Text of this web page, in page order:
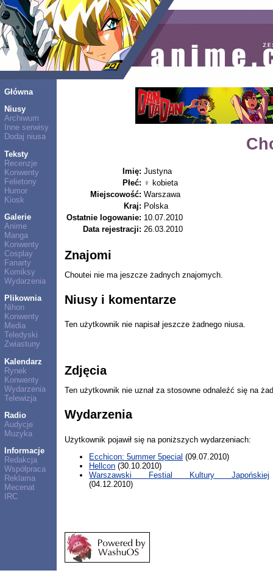
Główna
Niusy
Archiwum
Inne serwisy
Dodaj niusa
Teksty
Recenzje
Konwenty
Felietony
Humor
Kiosk
Galerie
Anime
Manga
Konwenty
Cosplay
Fanarty
Komiksy
Wydarzenia
Plikownia
Nihon
Konwenty
Media
Teledyski
Zwiastuny
Kalendarz
Rynek
Konwenty
Wydarzenia
Telewizja
Radio
Audycje
Muzyka
Informacje
Redakcja
Współpraca
Reklama
Mecenat
IRC
Imię: Justyna
Płeć: ♀ kobieta
Miejscowość: Warszawa
Kraj: Polska
Ostatnie logowanie: 10.07.2010
Data rejestracji: 26.03.2010
Znajomi
Choutei nie ma jeszcze żadnych znajomych.
Niusy i komentarze
Ten użytkownik nie napisał jeszcze żadnego niusa.
Zdjęcia
Ten użytkownik nie uznał za stosowne odnaleźć się na
Wydarzenia
Użytkownik pojawił się na poniższych wydarzeniach:
Ecchicon: 5ummer 5pecial (09.07.2010)
Hellcon (30.10.2010)
Warszawski Festial Kultury Japońskiej
(04.12.2010)